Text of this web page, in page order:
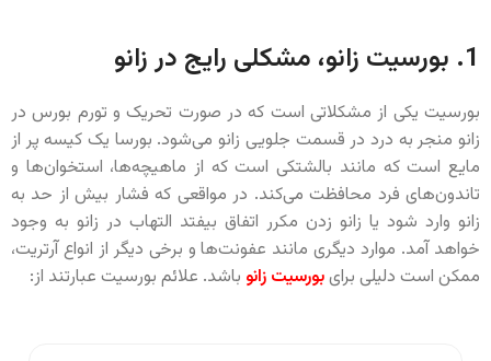
1. بورسیت زانو، مشکلی رایج در زانو
بورسیت یکی از مشکلاتی است که در صورت تحریک و تورم بورس در
زانو منجر به درد در قسمت جلویی زانو می‌شود. بورسا یک کیسه پر از
مایع است که مانند بالشتکی است که از ماهیچه‌ها، استخوان‌ها و
تاندون‌های فرد محافظت می‌کند. در مواقعی که فشار بیش از حد به
زانو وارد شود یا زانو زدن مکرر اتفاق بیفتد التهاب در زانو به وجود
خواهد آمد. موارد دیگری مانند عفونت‌ها و برخی دیگر از انواع آرتریت،
ممکن است دلیلی برایبورسیت زانو باشد. علائم بورسیت عبارتند از: